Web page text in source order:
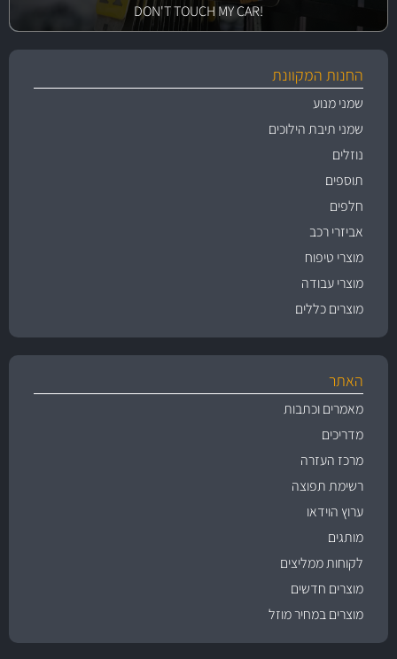
!DON'T TOUCH MY CAR
החנות המקוונת
שמני מנוע
שמני תיבת הילוכים
נוזלים
תוספים
חלפים
אביזרי רכב
מוצרי טיפוח
מוצרי עבודה
מוצרים כללים
האתר
מאמרים וכתבות
מדריכים
מרכז העזרה
רשימת תפוצה
ערוץ הוידאו
מותגים
לקוחות ממליצים
מוצרים חדשים
מוצרים במחיר מוזל